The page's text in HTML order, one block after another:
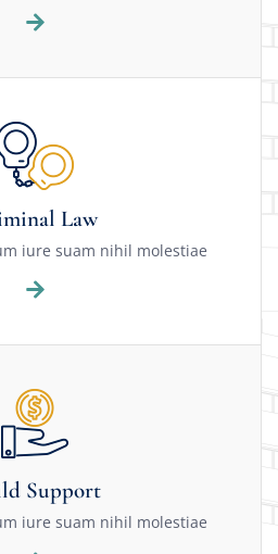
Law
iure suam nihil molestiae
Support
iure suam nihil molestiae